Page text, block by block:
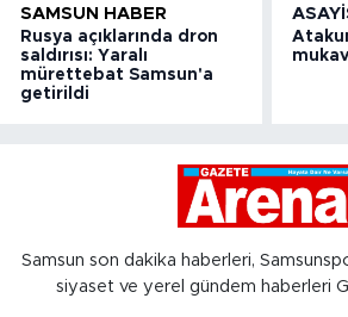
SAMSUN HABER
Rusya açıklarında dron
saldırısı: Yaralı
mürettebat Samsun'a
getirildi
Samsun son dakika haberleri,
siyaset ve yerel gündem haberleri